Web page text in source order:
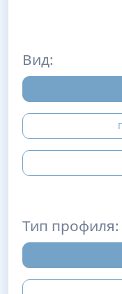
Вид:
Тип профиля: